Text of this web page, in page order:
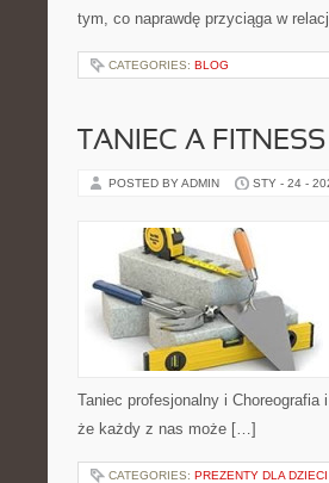
tym, co naprawdę przyciąga w
CATEGORIES: BLOG
TANIEC A
POSTED BY ADMIN STY - 24 -
Taniec profesjonalny i
że każdy z nas może […]
CATEGORIES: PREZENTY DLA DZIECI